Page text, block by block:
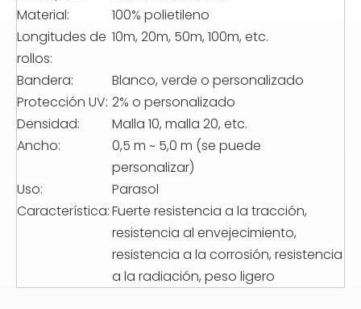
Material:
100% polietileno
Longitudes de
rollos:
10m, 20m, 50m, 100m, etc.
Bandera:
Blanco, verde o personalizado
Protección UV: 2% o personalizado
Densidad:
Malla 10, malla 20, etc.
Ancho:
0,5 m ~ 5,0 m (se puede
personalizar)
Uso:
Parasol
Característica:Fuerte resistencia a la tracción,
resistencia al envejecimiento,
resistencia a la corrosión, resistencia
a la radiación, peso ligero